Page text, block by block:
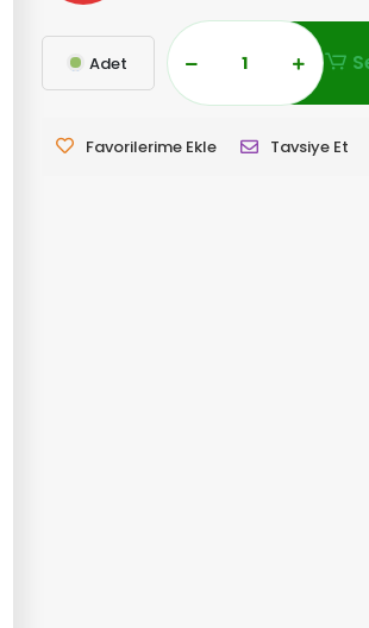
Adet
Favorilerime Ekle Tavsiye Et